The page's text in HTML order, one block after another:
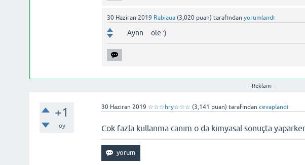
30 Haziran 2019 Rabiaua (3,020 puan) tarafından yorumlandı
Aynn ole :)
-Reklam-
+1
oy
30 Haziran 2019 ☆☆☆hry☆☆☆ (3,141 puan) tarafından cevaplandı
Cok fazla kullanma canım o da kimyasal sonuçta